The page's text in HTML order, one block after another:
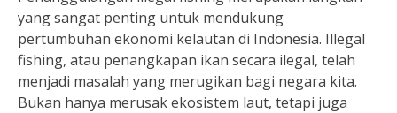
yang sangat penting untuk mendukung
pertumbuhan ekonomi kelautan di Indonesia. Illegal
fishing, atau penangkapan ikan secara ilegal, telah
menjadi masalah yang merugikan bagi negara kita.
Bukan hanya merusak ekosistem laut, tetapi juga